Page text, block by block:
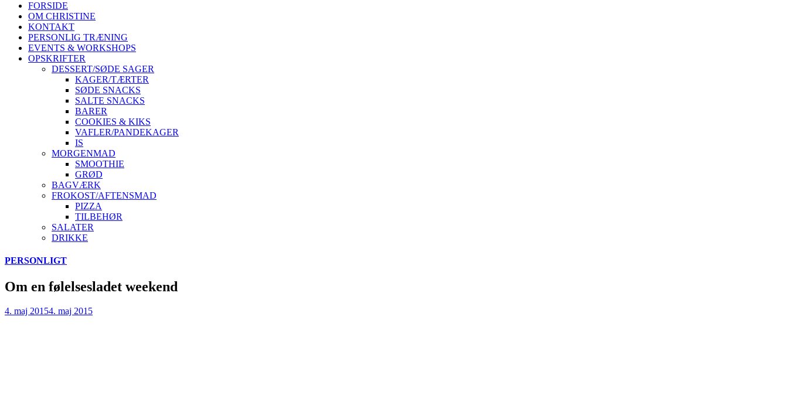
FORSIDE
OM CHRISTINE
KONTAKT
PERSONLIG TRÆNING
EVENTS & WORKSHOPS
OPSKRIFTER
DESSERT/SØDE SAGER
KAGER/TÆRTER
SØDE SNACKS
SALTE SNACKS
BARER
COOKIES & KIKS
VAFLER/PANDEKAGER
IS
MORGENMAD
SMOOTHIE
GRØD
BAGVÆRK
FROKOST/AFTENSMAD
PIZZA
TILBEHØR
SALATER
DRIKKE
Skip
content
PERSONLIGT
Om en følelsesladet weekend
4. maj 20154. maj 2015